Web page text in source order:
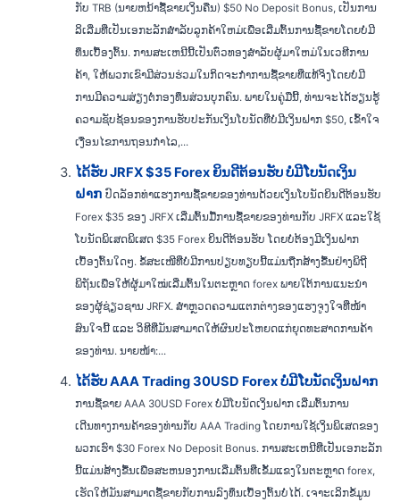
ກັບ TRB (ນາຍຫນ້າຊື້ຂາຍເງິນຄືນ) $50 No Deposit Bonus, ເປັນການ
ລິເລີ່ມທີ່ເປັນເອກະລັກສໍາລັບລູກຄ້າໃຫມ່ເພື່ອເລີ່ມຕົ້ນການຊື້ຂາຍໂດຍບໍ່ມີ
ທຶນເບື້ອງຕົ້ນ. ການສະເຫນີນີ້ເປັນຕົ໋ວທອງສໍາລັບຜູ້ມາໃຫມ່ໃນເວທີການ
ຄ້າ, ໃຫ້ພວກເຂົາມີສ່ວນຮ່ວມໃນກິດຈະກໍາການຊື້ຂາຍທີ່ແທ້ຈິງໂດຍບໍ່ມີ
ການມີຄວາມສ່ຽງຕໍ່ກອງທຶນສ່ວນບຸກຄົນ. ພາຍໃນຄູ່ມືນີ້, ທ່ານຈະໄດ້ຮຽນຮູ້
ຄວາມຊັບຊ້ອນຂອງການຮັບປະກັນເງິນໂບນັດທີ່ບໍ່ມີເງິນຝາກ $50, ເຂົ້າໃຈ
ເງື່ອນໄຂການຖອນກໍາໄລ,...
ໄດ້ຮັບ JRFX $35 Forex ຍິນດີຕ້ອນຮັບ ບໍ່ມີໂບນັດເງິນ
ຝາກ ປົດລັອກທ່າແຮງການຊື້ຂາຍຂອງທ່ານດ້ວຍເງິນໂບນັດຍິນດີຕ້ອນຮັບ
Forex $35 ຂອງ JRFX ເລີ່ມຕົ້ນມື້ການຊື້ຂາຍຂອງທ່ານກັບ JRFX ແລະໃຊ້
ໂບນັດພິເສດພິເສດ $35 Forex ຍິນດີຕ້ອນຮັບ ໂດຍບໍ່ຕ້ອງມີເງິນຝາກ
ເບື້ອງຕົ້ນໃດໆ. ຂໍ້ສະເໜີທີ່ບໍ່ມີການປຽບທຽບນີ້ແມ່ນຖືກສ້າງຂື້ນຢ່າງພິຖີ
ພິຖັນເພື່ອໃຫ້ຜູ້ມາໃໝ່ເລີ່ມຕົ້ນໃນຕະຫຼາດ forex ພາຍໃຕ້ການແນະນຳ
ຂອງຜູ້ຊ່ຽວຊານ JRFX. ສຳຫຼວດຄວາມແຕກຕ່າງຂອງແຮງຈູງໃຈທີ່ໜ້າ
ສົນໃຈນີ້ ແລະ ວິທີທີ່ມັນສາມາດໃຫ້ຜົນປະໂຫຍດແກ່ຍຸດທະສາດການຄ້າ
ຂອງທ່ານ. ນາຍໜ້າ:...
ໄດ້ຮັບ AAA Trading 30USD Forex ບໍ່ມີໂບນັດເງິນຝາກ
ການຊື້ຂາຍ AAA 30USD Forex ບໍ່ມີໂບນັດເງິນຝາກ ເລີ່ມຕົ້ນການ
ເດີນທາງການຄ້າຂອງທ່ານກັບ AAA Trading ໂດຍການໃຊ້ເງິນພິເສດຂອງ
ພວກເຮົາ $30 Forex No Deposit Bonus. ການສະເຫນີທີ່ເປັນເອກະລັກ
ນີ້ແມ່ນສ້າງຂື້ນເພື່ອສະຫນອງການເລີ່ມຕົ້ນທີ່ເຂັ້ມແຂງໃນຕະຫຼາດ forex,
ເຮັດໃຫ້ມັນສາມາດຊື້ຂາຍກັບການລົງທຶນເບື້ອງຕົ້ນບໍ່ໄດ້. ເຈາະເລິກຂໍ້ມູນ